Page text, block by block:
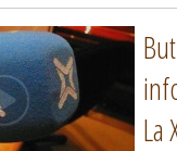
La